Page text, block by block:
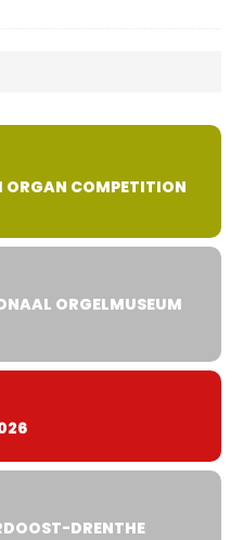
COMPETITION
ORGELMUSEUM
DRENTHE